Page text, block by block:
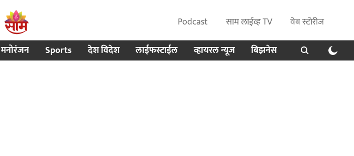
Podcast साम लाईव्ह TV
वेब स्टोरीज
मनोरंजन Sports देश विदेश लाईफस्टाईल व्हायरल न्यूज बिझनेस